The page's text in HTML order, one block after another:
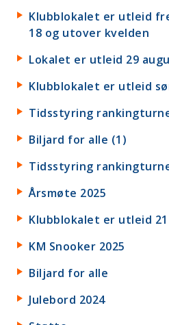
Klubblokalet er utleid
18 og utover kvelden
Lokalet er utleid 29
Klubblokalet er utleid
Tidsstyring
Biljard for alle (1)
Tidsstyring
Årsmøte 2025
Klubblokalet er utleid
KM Snooker 2025
Biljard for alle
Julebord 2024